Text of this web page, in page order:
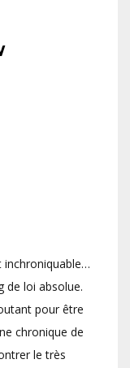
inchroniquable…
de loi absolue.
pour être
chronique de
le très